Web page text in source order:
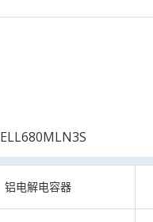
铝电解电容器